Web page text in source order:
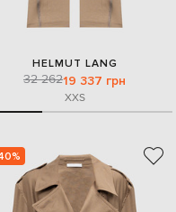
HELMUT LANG
32 26219 337 грн
XXS